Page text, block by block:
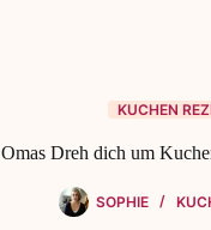
KUCHEN
Omas Dreh dich um
SOPHIE